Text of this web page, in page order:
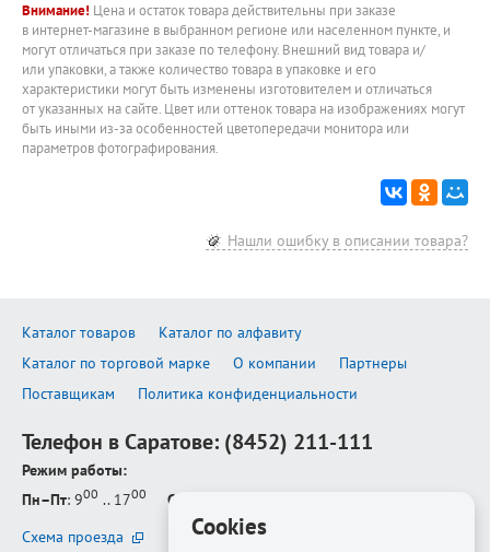
Внимание! Цена и остаток товара действительны при заказе
в интернет-магазине в выбранном регионе или населенном пункте, и
могут отличаться при заказе по телефону. Внешний вид товара и/
или упаковки, а также количество товара в упаковке и его
характеристики могут быть изменены изготовителем и отличаться
от указанных на сайте. Цвет или оттенок товара на изображениях могут
быть иными из-за особенностей цветопередачи монитора или
параметров фотографирования.
Нашли ошибку в описании товара?
Каталог товаров
Каталог по алфавиту
Каталог по торговой марке
О компании
Партнеры
Поставщикам
Политика конфиденциальности
Телефон в Саратове: (8452) 211-111
Режим работы:
Пн–Пт: 900 .. 1700 Сб–Вс
Схема проезда
Cookies